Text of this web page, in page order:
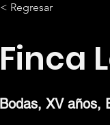
< Regresar
Finca
Bodas, XV años,